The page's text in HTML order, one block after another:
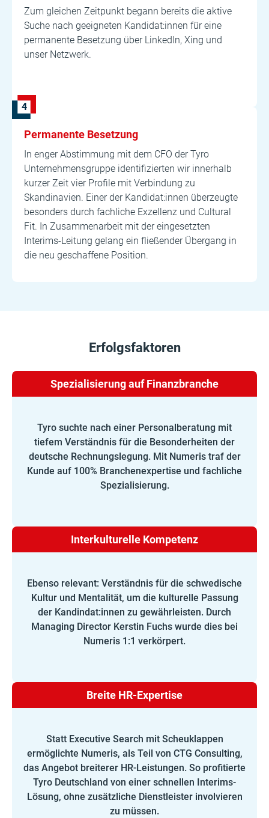
Zum gleichen Zeitpunkt begann bereits die aktive
Suche nach geeigneten Kandidat:innen für eine
permanente Besetzung über LinkedIn, Xing und
unser Netzwerk.
Permanente Besetzung
In enger Abstimmung mit dem CFO der Tyro
Unternehmensgruppe identifizierten wir innerhalb
kurzer Zeit vier Profile mit Verbindung zu
Skandinavien. Einer der Kandidat:innen überzeugte
besonders durch fachliche Exzellenz und Cultural
Fit. In Zusammenarbeit mit der eingesetzten
Interims-Leitung gelang ein fließender Übergang in
die neu geschaffene Position.
Erfolgsfaktoren
Spezialisierung auf Finanzbranche
Tyro suchte nach einer Personalberatung mit
tiefem Verständnis für die Besonderheiten der
deutsche Rechnungslegung. Mit Numeris traf der
Kunde auf 100% Branchenexpertise und fachliche
Spezialisierung.
Interkulturelle Kompetenz
Ebenso relevant: Verständnis für die schwedische
Kultur und Mentalität, um die kulturelle Passung
der Kandindat:innen zu gewährleisten. Durch
Managing Director Kerstin Fuchs wurde dies bei
Numeris 1:1 verkörpert.
Breite HR-Expertise
Statt Executive Search mit Scheuklappen
ermöglichte Numeris, als Teil von CTG Consulting,
das Angebot breiterer HR-Leistungen. So profitierte
Tyro Deutschland von einer schnellen Interims-
Lösung, ohne zusätzliche Dienstleister involvieren
zu müssen.